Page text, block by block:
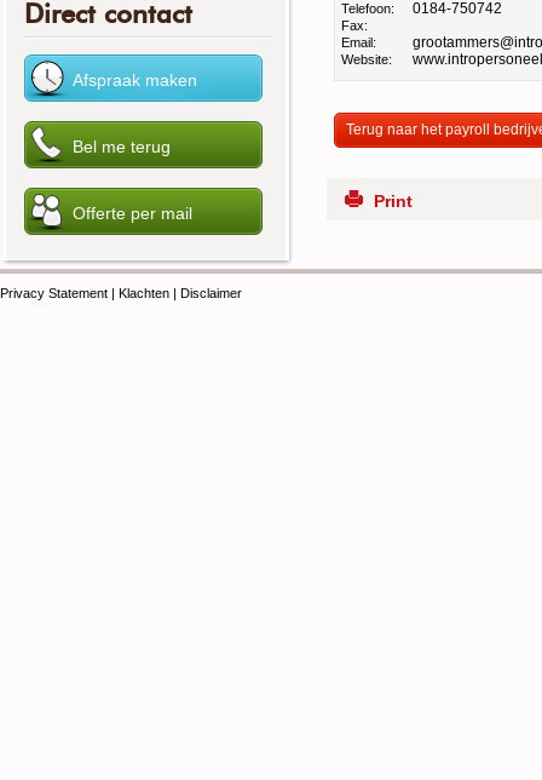
Telefoon: 0184-750742
Fax:
Email:
Website:
Terug naar het payroll
Print
Direct contact
Privacy Statement | Klachten | Disclaimer